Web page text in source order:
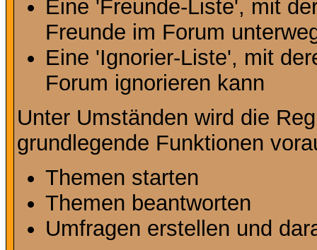
Eine 'Freunde-Liste', mit
Freunde im Forum
Eine 'Ignorier-Liste', mit
Forum ignorieren kann
Unter Umständen wird die
grundlegende Funktionen
Themen starten
Themen beantworten
Umfragen erstellen und